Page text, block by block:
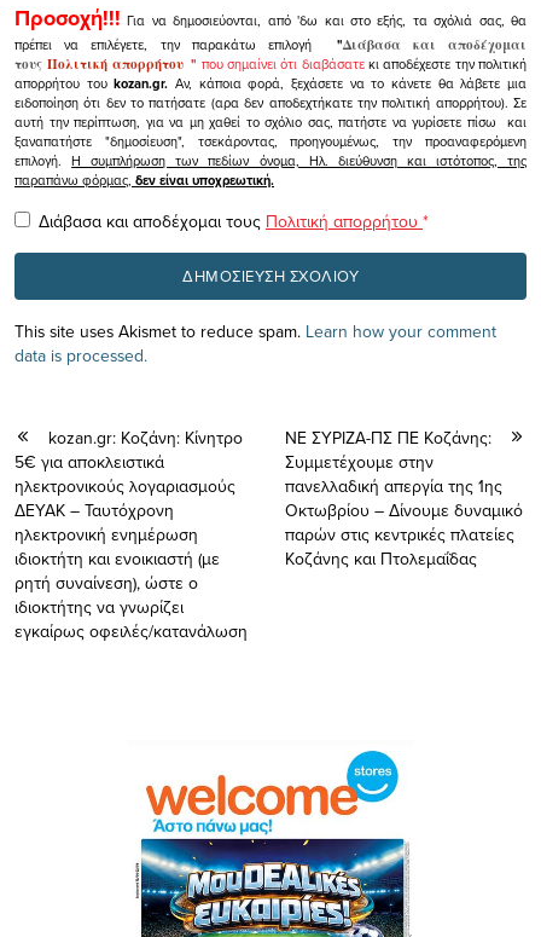
Προσοχή!!! Για να δημοσιεύονται, από 'δω και στο εξής, τα σχόλιά σας, θα
πρέπει να επιλέγετε, την παρακάτω επιλογή
"Διάβασα και αποδέχομαι
τουςΠολιτική απορρήτου" που σημαίνει ότι διαβάσατεκι αποδέχεστε την πολιτική
απορρήτου τουkozan.gr. Αν, κάποια φορά, ξεχάσετε να το κάνετε θα λάβετε μια
ειδοποίηση ότι δεν το πατήσατε (αρα δεν αποδεχτήκατε την πολιτική απορρήτου). Σε
αυτή την περίπτωση, για να μη χαθεί το σχόλιο σας, πατήστε να γυρίσετε πίσω και
ξαναπατήστε "δημοσίευση", τσεκάροντας, προηγουμένως, την προαναφερόμενη
επιλογή.Η συμπλήρωση των πεδίων όνομα, Ηλ. διεύθυνση και ιστότοπος, της
παραπάνω φόρμας, δεν είναι υποχρεωτική.
Διάβασα και αποδέχομαι τους Πολιτική απορρήτου *
This site uses Akismet to reduce spam. Learn how your comment
data is processed.
kozan.gr: Κοζάνη: Κίνητρο
5€ για αποκλειστικά
ηλεκτρονικούς λογαριασμούς
ΔΕΥΑΚ – Ταυτόχρονη
ηλεκτρονική ενημέρωση
ιδιοκτήτη και ενοικιαστή (με
ρητή συναίνεση), ώστε ο
ιδιοκτήτης να γνωρίζει
εγκαίρως οφειλές/κατανάλωση
ΝΕ ΣΥΡΙΖΑ-ΠΣ ΠΕ Κοζάνης:
Συμμετέχουμε στην
πανελλαδική απεργία της 1ης
Οκτωβρίου – Δίνουμε δυναμικό
παρών στις κεντρικές πλατείες
Κοζάνης και Πτολεμαΐδας